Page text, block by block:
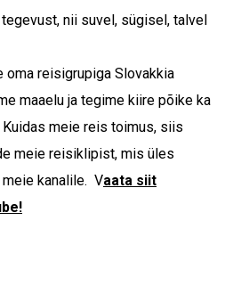
nii suvel, sügisel, talvel
oma reisigrupiga Slovakkia
maaelu ja tegime kiire põike ka
meie reis toimus, siis
meie reisiklipist, mis üles
kanalile. Vaata siit